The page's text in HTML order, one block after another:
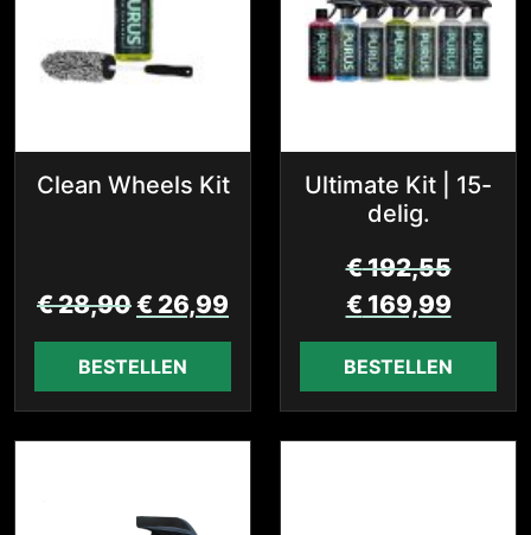
Clean Wheels Kit
€28,90€ 26,99
BESTELLEN
Ultimate Kit | 15-
delig.
€192,55
€ 169,99
BESTELLEN